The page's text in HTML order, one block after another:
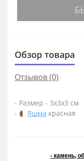
Обзор товара
Отзывов (0)
- Размер - 3х3х3 см
-
Яшма красная
- камень,